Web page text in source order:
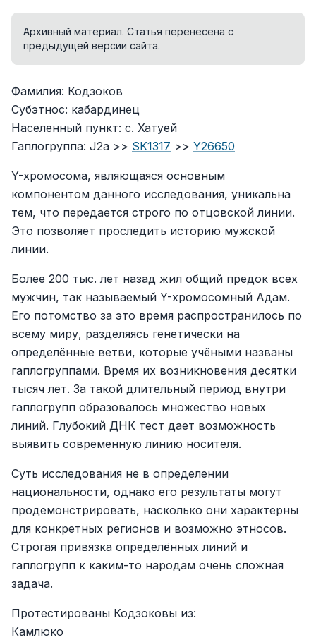
Архивный материал. Статья перенесена с
предыдущей версии сайта.
Фамилия: Кодзоков
Субэтнос: кабардинец
Населенный пункт: с. Хатуей
Гаплогруппа: J2a >> SK1317 >> Y26650
Y-хромосома, являющаяся основным
компонентом данного исследования, уникальна
тем, что передается строго по отцовской линии.
Это позволяет проследить историю мужской
линии.
Более 200 тыс. лет назад жил общий предок всех
мужчин, так называемый Y-хромосомный Адам.
Его потомство за это время распространилось по
всему миру, разделяясь генетически на
определённые ветви, которые учёными названы
гаплогруппами. Время их возникновения десятки
тысяч лет. За такой длительный период внутри
гаплогрупп образовалось множество новых
линий. Глубокий ДНК тест дает возможность
выявить современную линию носителя.
Суть исследования не в определении
национальности, однако его результаты могут
продемонстрировать, насколько они характерны
для конкретных регионов и возможно этносов.
Строгая привязка определённых линий и
гаплогрупп к каким-то народам очень сложная
задача.
Протестированы Кодзоковы из:
Камлюко